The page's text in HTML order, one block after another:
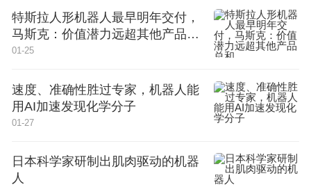
五、英语阅读与写作能力测试
英语阅读与写作能力测试是考研政治的选修科目之
和标准，是提高考生英语综合素质的重要途径。考生
需要熟练掌握英语语法和词汇知识，具备良好的阅读
实际问题。
特斯拉人形机器人最早明年交付，
马斯克：价值潜力远超其他产品总
和
01-25
速度、准确性胜过专家，机器人能
用AI加速发现化学分子
01-27
日本科学家研制出肌肉驱动的机器
人